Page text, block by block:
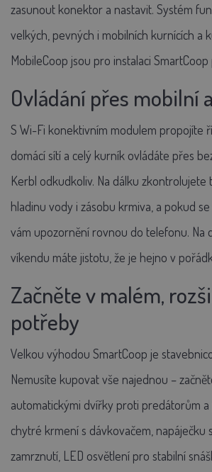
zasunout konektor a nastavit. Systém
velkých, pevných i mobilních kurnících a
MobileCoop jsou pro instalaci
Ovládání přes mobilní
S Wi-Fi konektivním modulem propojíte
domácí sítí a celý kurník ovládáte přes
Kerbl odkudkoliv. Na dálku zkontrolujete
hladinu vody i zásobu krmiva, a pokud
vám upozornění rovnou do telefonu. Na
víkendu máte jistotu, že je hejno v
Začněte v malém,
potřeby
Velkou výhodou SmartCoop je
Nemusíte kupovat vše najednou –
automatickými dvířky proti predátorům
chytré krmení s dávkovačem, napáječku
zamrznutí, LED osvětlení pro stabilní